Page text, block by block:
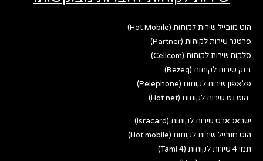
הוט מובייל שירות לקוחות (Hot Mobile)
פרטנר שירות לקוחות (Partner)
סלקום שירות לקוחות (Cellcom)
בזק שירות לקוחות (Bezeq)
פלאפון שירות לקוחות (Pelephone)
הוט נט שירות לקוחות (Hot net)
ישראכארט שירות לקוחות (Isracard)
הוט מובייל שירות לקוחות (Hot mobile)
תמי 4 שירות לקוחות (Tami 4)